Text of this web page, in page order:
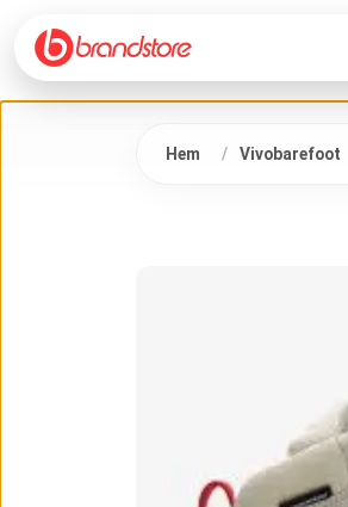
Hem Vivobarefoot